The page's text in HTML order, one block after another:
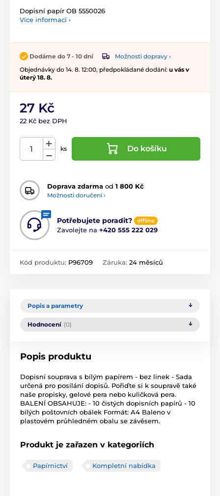
Dopisní papír OB 5550026
Více informací ›
Dodáme do 7 - 10 dní
Možnosti dopravy ›
Objednávky do 14. 8. 12:00, předpokládané dodání: u vás v
úterý 18. 8.
27 Kč
22 Kč bez DPH
ks Do košíku
Doprava zdarma od 1 800 Kč
Možnosti doručení ›
Potřebujete poradit? offline
Zavolejte na +420 555 222 029
Kód produktu: P96709 Záruka: 24 měsíců
Popis a parametry
Hodnocení (0)
Popis produktu
Dopisní souprava s bílým papírem - bez linek - Sada
určená pro posílání dopisů. Pořiďte si k soupravě také
naše propisky, gelové pera nebo kuličková pera.
BALENÍ OBSAHUJE: - 10 čistých dopisních papírů - 10
bílých poštovních obálek Formát: A4 Baleno v
plastovém průhledném obalu se závěsem.
Produkt je zařazen v kategoriích
Papírnictví Kompletní nabídka